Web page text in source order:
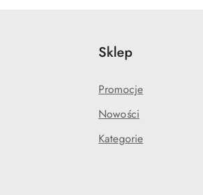
Sklep
Promocje
Nowości
Kategorie